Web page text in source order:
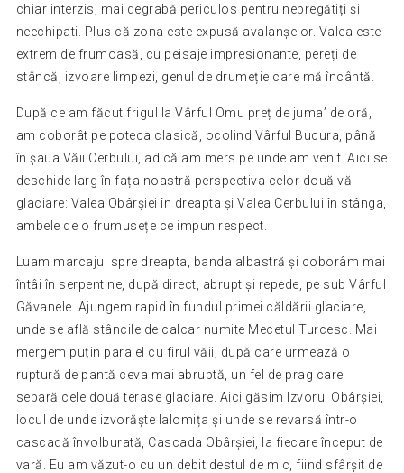
chiar interzis, mai degrabă periculos pentru nepregătiți și
neechipati. Plus că zona este expusă avalanșelor. Valea este
extrem de frumoasă, cu peisaje impresionante, pereți de
stâncă, izvoare limpezi, genul de drumeție care mă încântă.
După ce am făcut frigul la Vârful Omu preț de juma’ de oră,
am coborât pe poteca clasică, ocolind Vârful Bucura, până
în șaua Văii Cerbului, adică am mers pe unde am venit. Aici se
deschide larg în fața noastră perspectiva celor două văi
glaciare: Valea Obârșiei în dreapta și Valea Cerbului în stânga,
ambele de o frumusețe ce impun respect.
Luam marcajul spre dreapta, banda albastră și coborâm mai
întâi în serpentine, după direct, abrupt și repede, pe sub Vârful
Găvanele. Ajungem rapid în fundul primei căldării glaciare,
unde se află stâncile de calcar numite Mecetul Turcesc. Mai
mergem puțin paralel cu firul văii, după care urmează o
ruptură de pantă ceva mai abruptă, un fel de prag care
separă cele două terase glaciare. Aici găsim Izvorul Obârșiei,
locul de unde izvorăște Ialomița și unde se revarsă într-o
cascadă învolburată, Cascada Obârșiei, la fiecare început de
vară. Eu am văzut-o cu un debit destul de mic, fiind sfârșit de